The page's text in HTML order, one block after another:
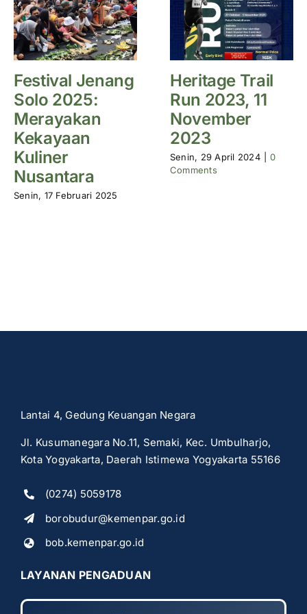
Festival Jenang
Solo 2025:
Merayakan
Kekayaan
Kuliner
Nusantara
Senin, 17 Februari 2025
Heritage Trail
Run 2023, 11
November
2023
Senin, 29 April 2024
0
Comments
Lantai 4, Gedung Keuangan Negara
Jl. Kusumanegara No.11, Semaki, Kec. Umbulharjo,
Kota Yogyakarta, Daerah Istimewa Yogyakarta 55166
(0274) 5059178
borobudur@kemenpar.go.id
bob.kemenpar.go.id
LAYANAN PENGADUAN